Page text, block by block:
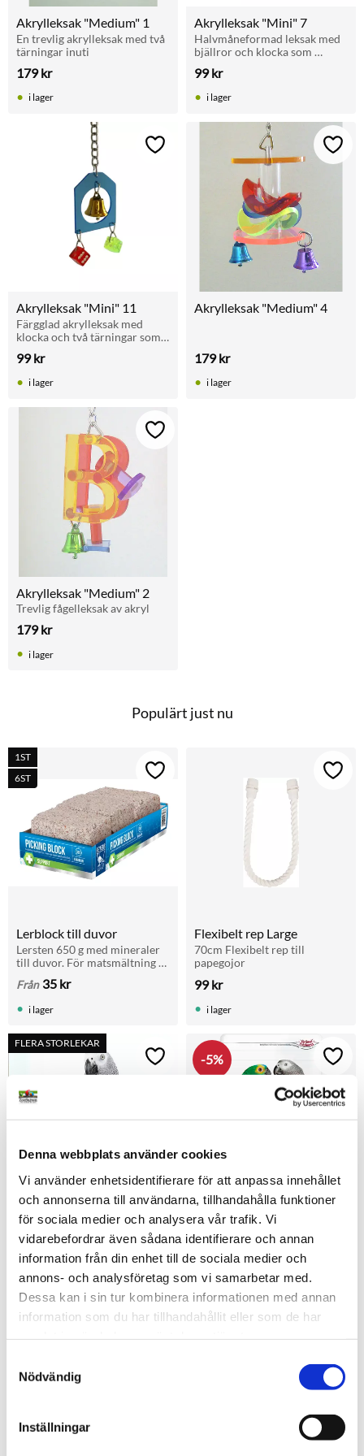
Denna webbplats använder cookies
Vi använder enhetsidentifierare för att anpassa innehållet
och annonserna till användarna, tillhandahålla funktioner
för sociala medier och analysera vår trafik. Vi
vidarebefordrar även sådana identifierare och annan
information från din enhet till de sociala medier och
annons- och analysföretag som vi samarbetar med.
Dessa kan i sin tur kombinera informationen med annan
information som du har tillhandahållit eller som de har
Nödvändig
Inställningar
Akrylleksak "Medium" 1
En trevlig akrylleksak med två
tärningar inuti
179kr
i lager
Akrylleksak "Mini" 7
Halvmåneformad leksak med
bjällror och klocka som
mindre burfåglar.
99kr
i lager
Akrylleksak "Mini" 11
Färgglad akrylleksak med
klocka och två tärningar som
småfåglar.
99kr
Lägg till i favoriter
i lager
Akrylleksak "Medium" 4
179kr
Lägg
i lager
Akrylleksak "Medium" 2
Trevlig fågelleksak av akryl
179kr
Lägg till i favoriter
i lager
Populärt just nu
Lerblock till duvor
Lersten 650 g med mineraler
till duvor. För matsmältning
rasduvor och andra fåglar.
Från 35 kr
1ST
6ST
Lägg till i favoriter
i lager
Flexibelt rep Large
70cm Flexibelt rep till
papegojor
99kr
Lägg
i lager
Fågelsele
Flygsele av aviatortyp som
utomhus. Ökar aktivitet,
kondition och självförtroende
hos papegojor och burfåglar.
Från 399 kr
FLERA STORLEKAR
Lägg till i favoriter
i lager
Nutribird P15 Tropical
NutriBird p15 Tropical är
perfekt underhållsfoder som
är ett komplett helfoder med
Från kr
5% Lägg
i lager